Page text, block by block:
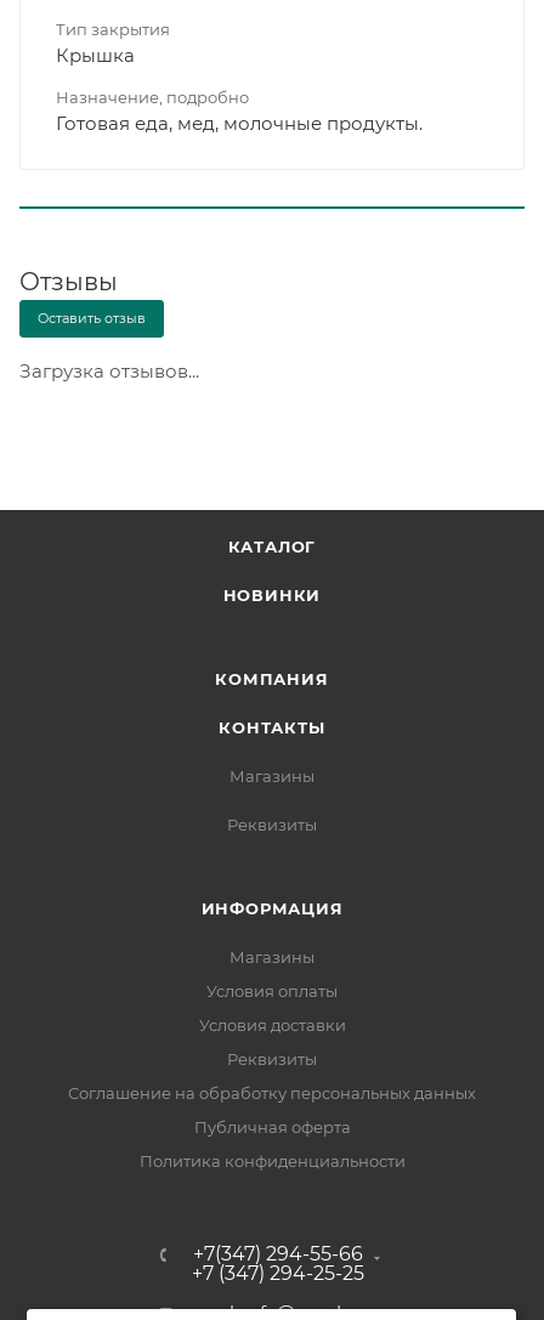
Тип закрытия
Крышка
Назначение, подробно
Готовая еда, мед, молочные продукты.
Отзывы
Оставить отзыв
Загрузка отзывов...
КАТАЛОГ
НОВИНКИ
КОМПАНИЯ
КОНТАКТЫ
Магазины
Реквизиты
ИНФОРМАЦИЯ
Магазины
Условия оплаты
Условия доставки
Реквизиты
Соглашение на обработку персональных данных
Публичная оферта
Политика конфиденциальности
+7(347) 294-55-66
+7 (347) 294-25-25
upak-ufa@yandex.ru